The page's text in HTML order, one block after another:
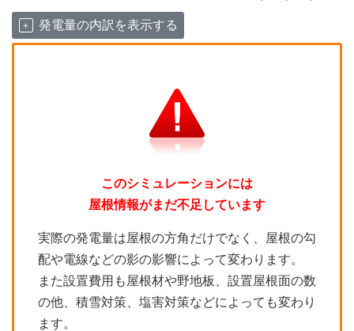
発電量の内訳を表示する
このシミュレーションには
屋根情報がまだ不足しています
実際の発電量は屋根の方角だけでなく、屋根の勾
配や電線などの影の影響によって変わります。
また設置費用も屋根材や野地板、設置屋根面の数
の他、積雪対策、塩害対策などによっても変わり
ます。